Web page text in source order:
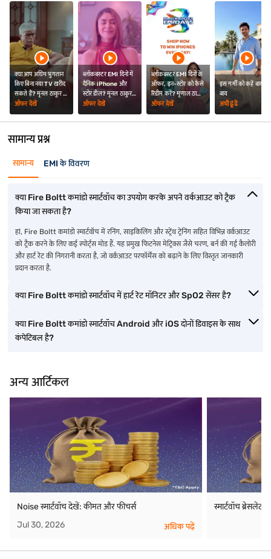
क्या आप अग्रिम भुगतान
किए बिना नया TV खरीद
सकते हैं? मृनल ठाकुर ने
दी जानकारी
ऑफर देखें
ब्लॉकबस्टर EMI दिनों में
दैनिक iPhone और
स्टोर डील? मृनल ठाकुर ने
दी जानकारी
ऑफर देखें
ब्लॉकबस्टर EMI दिनों के
ऑफर, इन-स्टोर को कैसे
रिडीम करें? मृणाल ठाकुर
ने आपको बताया
ऑफर देखें
इस गर्मी को कहें बाय-
बाय
अभी ढूंढें
सामान्य प्रश्न
सामान्य EMI के विवरण
क्या Fire Boltt कमांडो स्मार्टवॉच का उपयोग करके अपने वर्कआउट को ट्रैक
किया जा सकता है?
हां, Fire Boltt कमांडो स्मार्टवॉच में रनिंग, साइकिलिंग और स्ट्रेंथ ट्रेनिंग सहित विभिन्न वर्कआउट
को ट्रैक करने के लिए कई स्पोर्ट्स मोड हैं. यह प्रमुख फिटनेस मेट्रिक्स जैसे चरण, बर्न की गई कैलोरी
और हार्ट रेट की निगरानी करता है, जो वर्कआउट परफॉर्मेंस को बढ़ाने के लिए विस्तृत जानकारी
प्रदान करता है.
क्या Fire Boltt कमांडो स्मार्टवॉच में हार्ट रेट मॉनिटर और SpO2 सेंसर है?
क्या Fire Boltt कमांडो स्मार्टवॉच Android और iOS दोनों डिवाइस के साथ
कंपेटिबल है?
अन्य आर्टिकल
Noise स्मार्टवॉच देखें: कीमत और फीचर्स
Jul 30, 2026
अधिक पढ़ें
स्मार्टवॉच